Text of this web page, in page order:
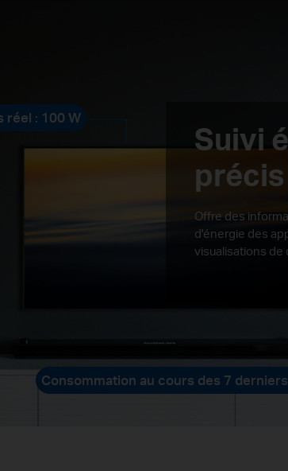
Suivi
précis
Offre des
d'énergie des
visualisations de
réel : 100 W
Consommation au cours des 7